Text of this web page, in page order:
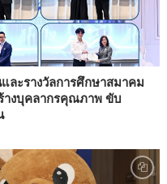
ละรางวัลการศึกษาสมาคม
างบุคลากรคุณภาพ ขับ